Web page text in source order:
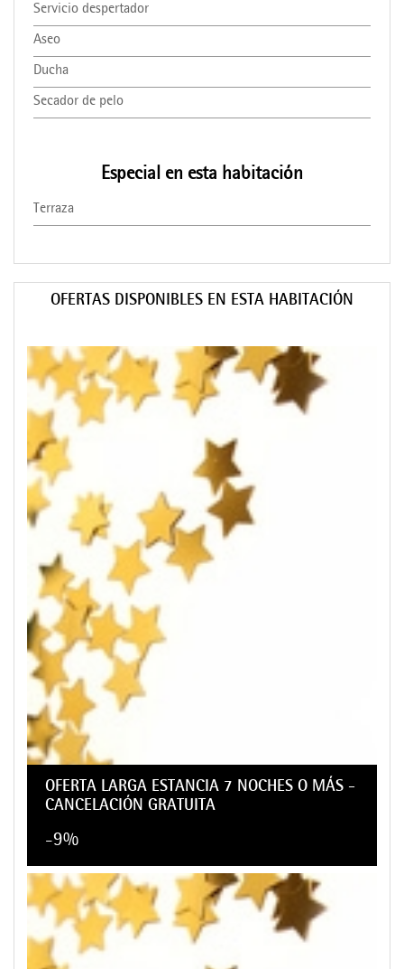
Servicio despertador
Aseo
Ducha
Secador de pelo
Especial en esta habitación
Terraza
OFERTAS DISPONIBLES EN ESTA HABITACIÓN
OFERTA LARGA ESTANCIA 7 NOCHES O MÁS -
CANCELACIÓN GRATUITA
-9%